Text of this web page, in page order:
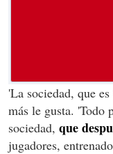
'La sociedad, que
más le gusta. 'Todo
sociedad, que
jugadores,